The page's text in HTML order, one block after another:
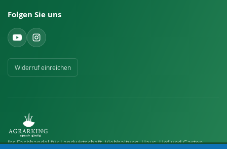
Folgen Sie uns
Widerruf einreichen
Ihr Fachhandel für Landwirtschaft, Viehhaltung, Haus, Hof und Garten.